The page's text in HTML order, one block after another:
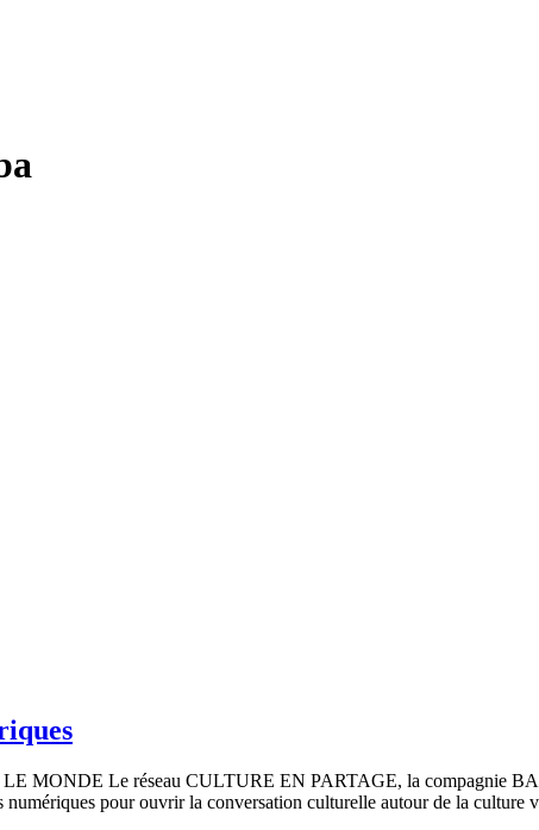
MONDE Le réseau CULTURE EN PARTAGE, la compagnie
numériques pour ouvrir la conversation culturelle autour de la